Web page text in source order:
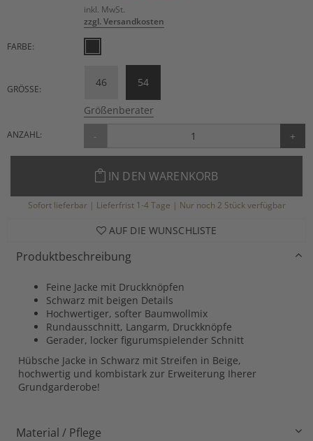
inkl. MwSt.
zzgl. Versandkosten
FARBE:
GRÖSSE:
46 54
Größenberater
ANZAHL: - +
IN DEN WARENKORB
Sofort lieferbar | Lieferfrist 1-4 Tage | Nur noch 2 Stück verfügbar
AUF DIE WUNSCHLISTE
Produktbeschreibung
Feine Jacke mit Druckknöpfen
Schwarz mit beigen Details
Hochwertiger, softer Baumwollmix
Rundausschnitt, Langarm, Druckknöpfe
Gerader, locker figurumspielender Schnitt
Hübsche Jacke in Schwarz mit Streifen in Beige,
hochwertig und kombistark zur Erweiterung Iherer
Grundgarderobe!
Material / Pflege